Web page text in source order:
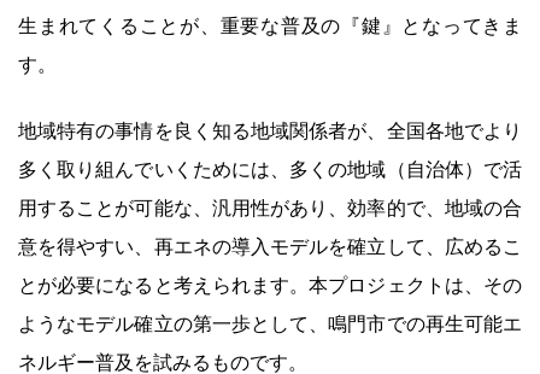
生まれてくることが、重要な普及の『鍵』となってきま
す。
地域特有の事情を良く知る地域関係者が、全国各地でより
多く取り組んでいくためには、多くの地域（自治体）で活
用することが可能な、汎用性があり、効率的で、地域の合
意を得やすい、再エネの導入モデルを確立して、広めるこ
とが必要になると考えられます。本プロジェクトは、その
ようなモデル確立の第一歩として、鳴門市での再生可能エ
ネルギー普及を試みるものです。